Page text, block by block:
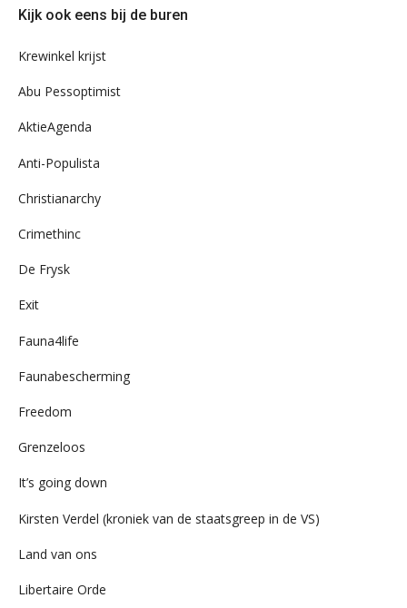
ons
Kijk ook eens bij de buren
Krewinkel krijst
Abu Pessoptimist
AktieAgenda
Anti-Populista
Christianarchy
Crimethinc
De Frysk
Exit
Fauna4life
Faunabescherming
Freedom
Grenzeloos
It’s going down
Kirsten Verdel (kroniek van de staatsgreep in de VS)
Land van ons
Libertaire Orde